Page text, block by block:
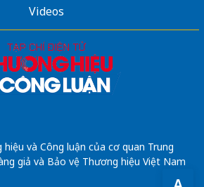
Videos
và Công luận của cơ quan Trung
giả và Bảo vệ Thương hiệu Việt Nam